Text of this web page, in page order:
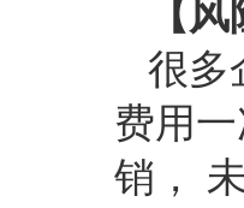
【
很多
费用
销，